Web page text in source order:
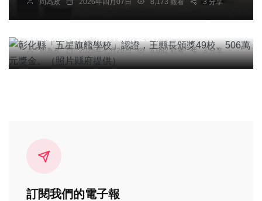
社會 綜合新聞 健康 文教
彰化縣「五星旗艦學校」認證，王縣長頒獎49校、
周為政 2026年七月20日 6,082 觀看 3 分享
訂閱我們的電子報